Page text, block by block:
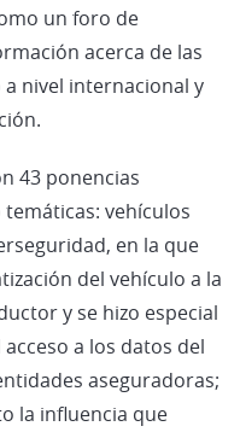
un foro de
acerca de las
a nivel internacional y
43 ponencias
vehículos
en la que
del vehículo a la
y se hizo especial
a los datos del
aseguradoras;
la influencia que